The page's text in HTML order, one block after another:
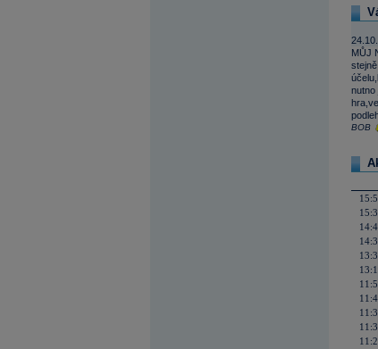
MŮJ
nutno
BOB